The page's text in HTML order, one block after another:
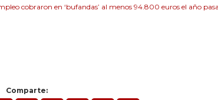
cobraron en ‘bufandas’ al menos 94.800 euros el año
Comparte: